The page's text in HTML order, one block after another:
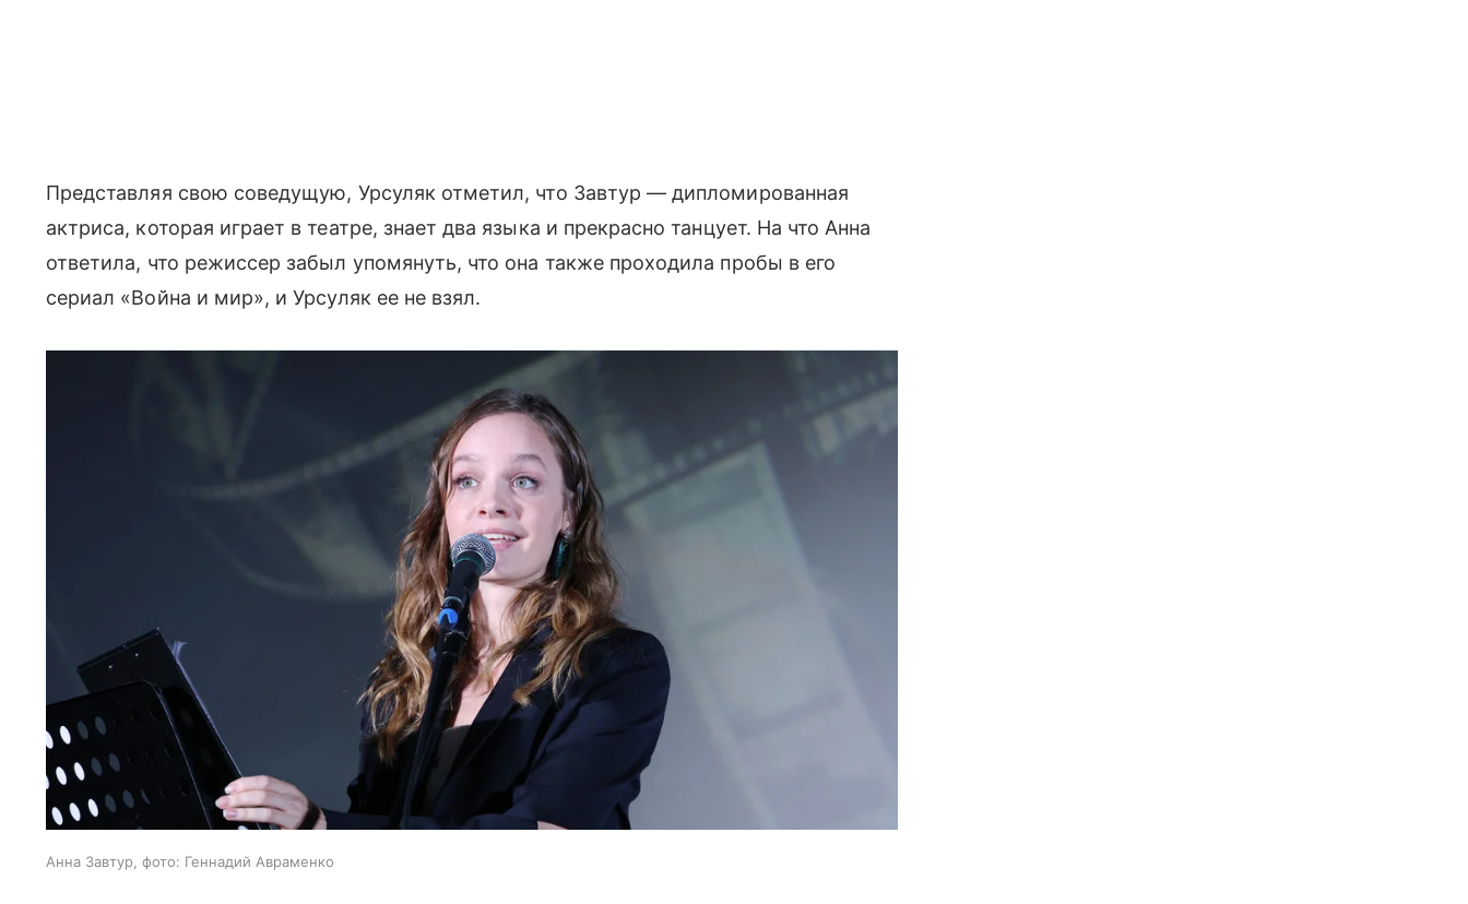
Представляя свою соведущую, Урсуляк отметил, что Завтур — дипломированная
актриса, которая играет в театре, знает два языка и прекрасно танцует. На что Анна
ответила, что режиссер забыл упомянуть, что она также проходила пробы в его
сериал «Война и мир», и Урсуляк ее не взял.
Анна Завтур, фото: Геннадий Авраменко